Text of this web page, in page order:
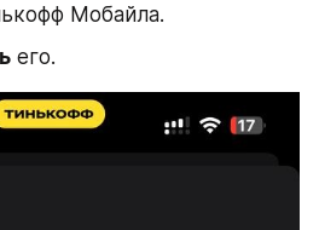
Мобайла.
его.